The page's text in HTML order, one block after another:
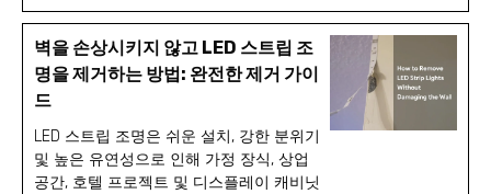
벽을 손상시키지 않고 LED 스트립 조
명을 제거하는 방법: 완전한 제거 가이
드
LED 스트립 조명은 쉬운 설치, 강한 분위기
및 높은 유연성으로 인해 가정 장식, 상업
공간, 호텔 프로젝트 및 디스플레이 캐비닛